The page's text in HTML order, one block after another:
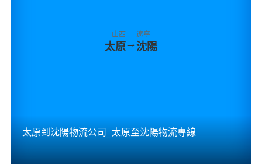
山西
太原→
遼寧
沈陽
太原到沈陽物流公司_太原至沈陽物流專線